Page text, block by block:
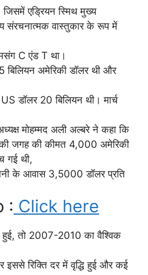
जिसमें एड्रियन स्मिथ मुख्य
संरचनात्मक वास्तुकार के रूप में
C एंड T था।
बिलियन अमेरिकी डॉलर थी और
डॉलर 20 बिलियन थी। मार्च
मोहम्मद अली अल्बरे ने कहा कि
जगह की कीमत 4,000 अमेरिकी
गई थी,
के आवास 3,5000 डॉलर प्रति
: Click here
हुई, तो 2007-2010 का वैश्विक
रिक्ति दर में वृद्धि हुई और कई